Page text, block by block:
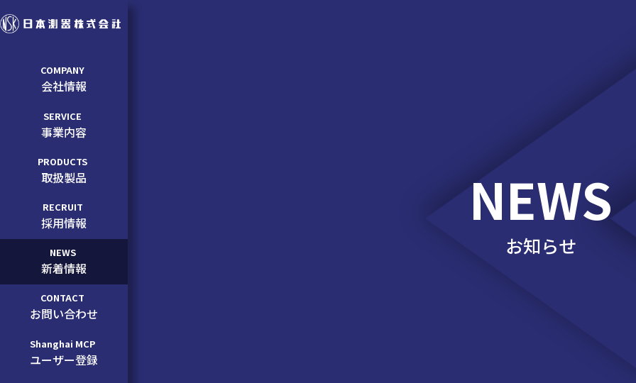
COMPANY
会社情報
SERVICE
事業内容
PRODUCTS
取扱製品
RECRUIT
採用情報
NEWS
新着情報
CONTACT
お問い合わせ
Shanghai MCP
ユーザー登録
NEWS
お知らせ